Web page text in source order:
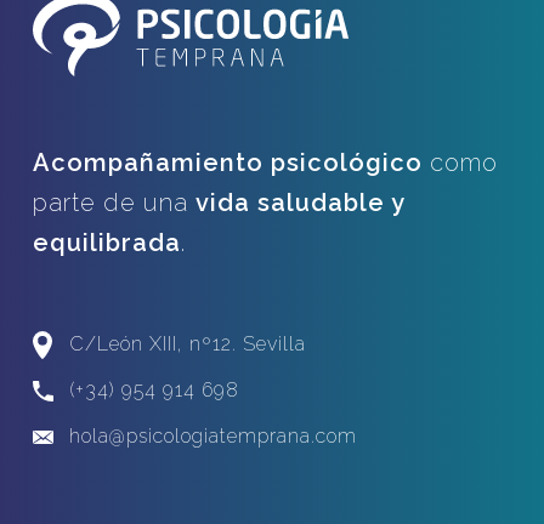
Acompañamiento psicológico como
parte de una vida saludable y
equilibrada.
C/León XIII, nº12. Sevilla
(+34) 954 914 698
hola@psicologiatemprana.com